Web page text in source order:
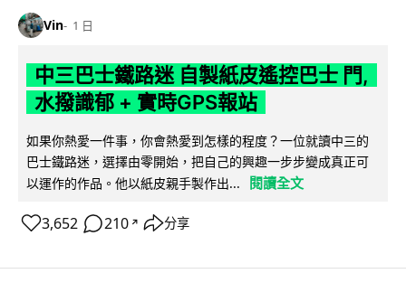
Vin 1 日
中三巴士鐵路迷 自製紙皮遙控巴士 門,
水撥識郁 + 實時GPS報站
如果你熱愛一件事，你會熱愛到怎樣的程度？一位就讀中三的
巴士鐵路迷，選擇由零開始，把自己的興趣一步步變成真正可
以運作的作品。他以紙皮親手製作出...
閱讀全文
3,652 210 ↗ 分享